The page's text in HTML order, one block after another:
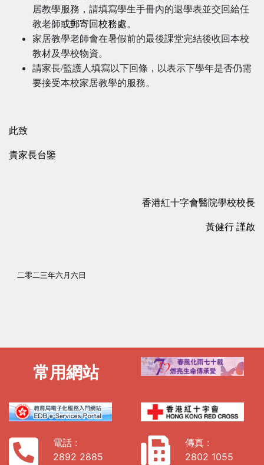
居教學服務，請填寫學生手冊內的退學表並交回給任
教老師或郵寄回校務處。
家居教學老師會在暑假前的最後課堂完結後收回本校
教材及學校物資。
請家長/監護人填寫以下回條，以表示下學年是否仍需
要接受本校家居教學的服務。
此致
貴家長台鑒
香港紅十字會醫院學校校長
黃健行 謹啟
二零二三年六月六日
常用網站
電話 :
2892 2885
傳真 :
2802 1055